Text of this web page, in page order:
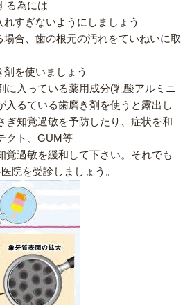
る為には
すぎないようにしましょう
合、歯の根元の汚れをていねいに取
を使いましょう
に入っている薬用成分(乳酸アルミニ
入るている歯磨き剤を使うと露出し
ぎ知覚過敏を予防したり、症状を和
クト、GUM等
覚過敏を緩和して下さい。それでも
院を受診しましょう。